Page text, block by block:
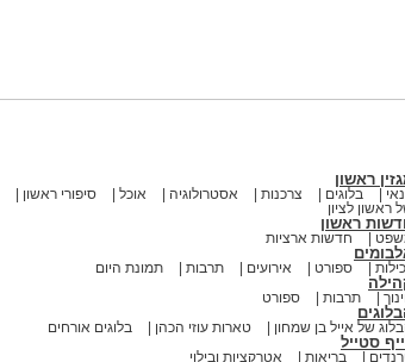
והכלב טוטו, היוצאים למסע בארץ עוץ
להם לשוב הביתה. בדרך הם פוגשים
הדחליל ואפילו מכשפה – וכל אחד
ראשון
בלוגים צרכנות אסטרולוגיה אוכל סיפורי ראשון
ראשון לציון
ראשון
חדשות ארציות
ספורט אירועים תרבות תמונת היום
תרבות ספורט
של אייל בן שמחון טארות עוזי הכהן בלוגים אורחים
סטייל
בריאות אטרקציות ובילוי